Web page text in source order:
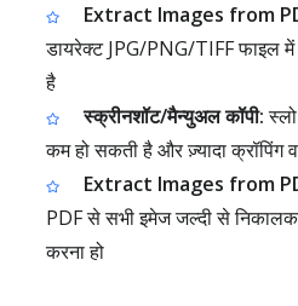
Extract Images from
डायरेक्ट JPG/PNG/TIFF फाइल में
है
स्क्रीनशॉट/मैन्युअल कॉपी:
कम हो सकती है और ज़्यादा क्रॉपिंग
Extract Images from
PDF से सभी इमेज जल्दी से
करना हो